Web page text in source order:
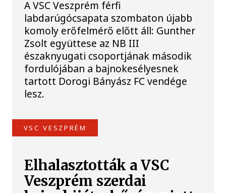
A VSC Veszprém férfi
labdarúgócsapata szombaton újabb
komoly erőfelmérő előtt áll: Gunther
Zsolt együttese az NB III
északnyugati csoportjának második
fordulójában a bajnokesélyesnek
tartott Dorogi Bányász FC vendége
lesz.
VSC VESZPRÉM
Elhalasztották a VSC
Veszprém szerdai